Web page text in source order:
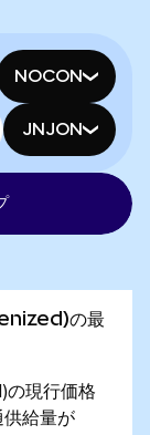
NOCON
JNJON
の最
現行価格
供給量が